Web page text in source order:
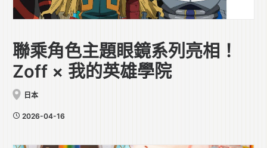
聯乘角色主題眼鏡系列亮相！
Zoff × 我的英雄學院
日本
2026-04-16